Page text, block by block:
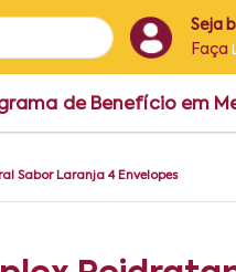
Seja
Faça
de Benefício em
Sabor Laranja 4 Envelopes